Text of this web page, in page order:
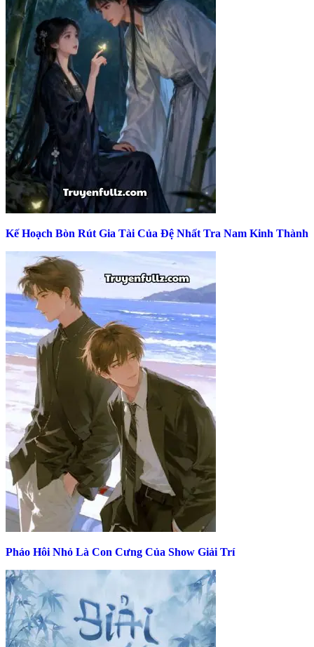
Kế Hoạch Bòn Rút Gia Tài Của Đệ Nhất Tra Nam Kinh Thành
Pháo Hôi Nhỏ Là Con Cưng Của Show Giải Trí